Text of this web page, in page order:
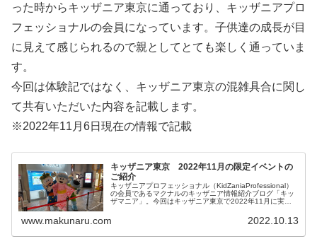
った時からキッザニア東京に通っており、キッザニアプロ
フェッショナルの会員になっています。子供達の成長が目
に見えて感じられるので親としてとても楽しく通っていま
す。
今回は体験記ではなく、キッザニア東京の混雑具合に関し
て共有いただいた内容を記載します。
※2022年11月6日現在の情報で記載
キッザニア東京 2022年11月の限定イベントの
ご紹介
キッザニアプロフェッショナル（KidZaniaProfessional）
の会員であるマクナルのキッザニア情報紹介ブログ「キッ
ザマニア」。今回はキッザニア東京で2022年11月に実施
www.makunaru.com 2022.10.13